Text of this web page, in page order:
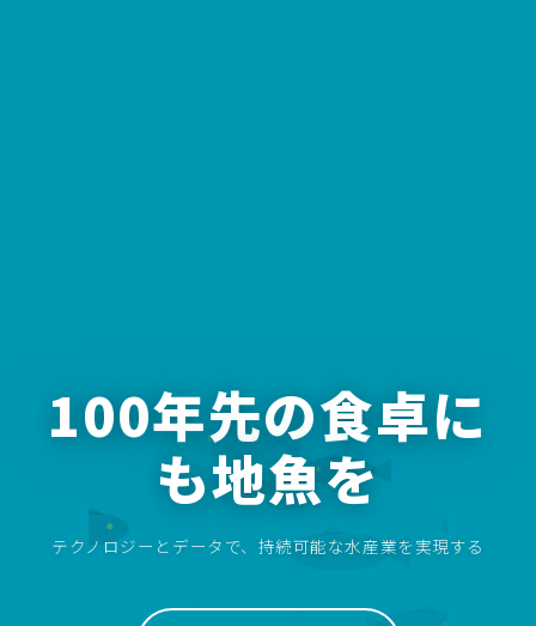
100年先の食卓に
も地魚を
テクノロジーとデータで、持続可能な水産業を実現する